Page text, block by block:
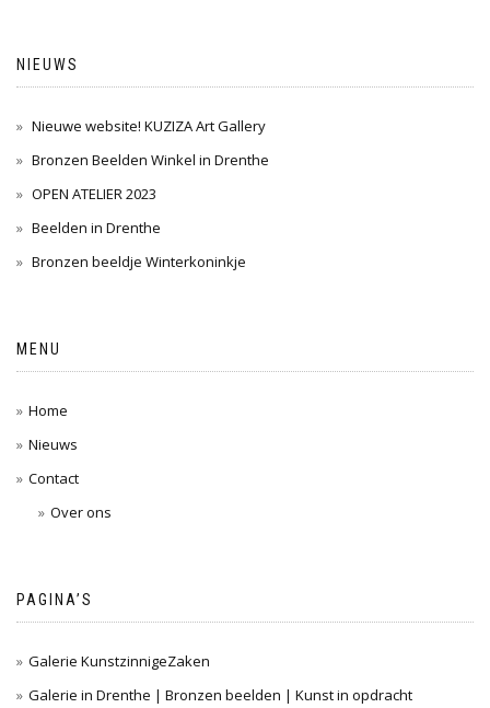
NIEUWS
Nieuwe website! KUZIZA Art Gallery
Bronzen Beelden Winkel in Drenthe
OPEN ATELIER 2023
Beelden in Drenthe
Bronzen beeldje Winterkoninkje
MENU
Home
Nieuws
Contact
Over ons
PAGINA’S
Galerie KunstzinnigeZaken
Galerie in Drenthe | Bronzen beelden | Kunst in opdracht